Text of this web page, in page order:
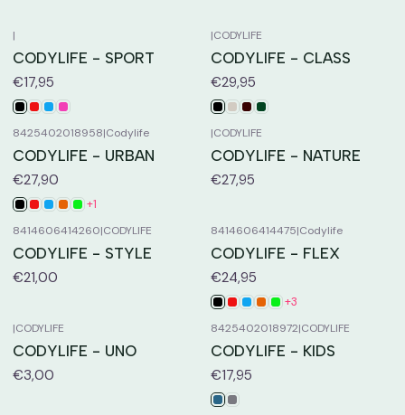
|
CODYLIFE - SPORT
€17,95
|CODYLIFE
CODYLIFE - CLASS
€29,95
8425402018958|Codylife
CODYLIFE - URBAN
€27,90
+1
|CODYLIFE
CODYLIFE - NATURE
€27,95
8414606414260|CODYLIFE
CODYLIFE - STYLE
€21,00
8414606414475|Codylife
CODYLIFE - FLEX
€24,95
+3
|CODYLIFE
CODYLIFE - UNO
€3,00
8425402018972|CODYLIFE
CODYLIFE - KIDS
€17,95